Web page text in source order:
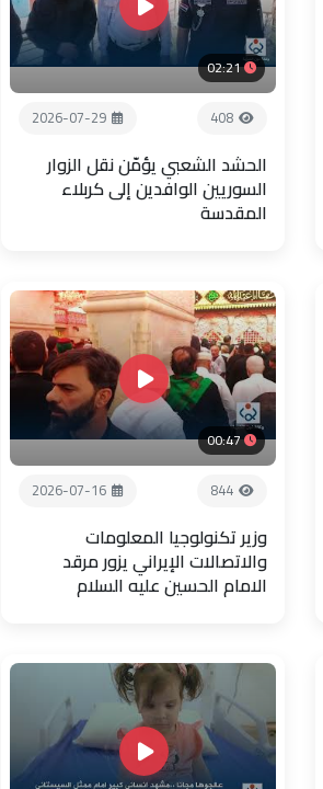
02:21
408
2026-07-29
الحشد الشعبي يؤمّن نقل الزوار
السوريين الوافدين إلى كربلاء
المقدسة
00:47
844
2026-07-16
وزير تكنولوجيا المعلومات
والاتصالات الإيراني يزور مرقد
الامام الحسين عليه السلام